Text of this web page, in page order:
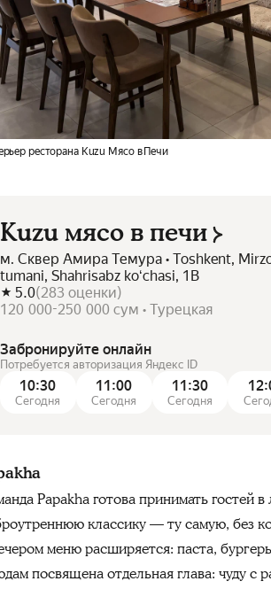
ресторана Kuzu Мясо в Печи
Kuzu мясо в печи
м. Сквер Амира Темура • Toshkent,
tumani, Shahrisabz koʻchasi, 1B
5.0(283 оценки)
120 000-250 000 сум • Турецкая
Забронируйте онлайн
Потребуется авторизация Яндекс ID
10:30
Сегодня
11:00
Сегодня
11:30
Сегодня
Papakha готова принимать гостей
классику — ту самую, без
меню расширяется: паста,
посвящена отдельная глава: чуду с